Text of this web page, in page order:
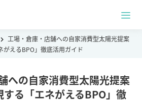
工場・倉庫・店舗への自家消費型太陽光提案
がえるBPO」徹底活用ガイド
への自家消費型太陽光提案
る「エネがえるBPO」徹